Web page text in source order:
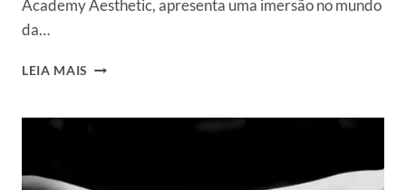
Academy Aesthetic, apresenta uma imersão no mundo
da…
LEIA MAIS DRA.
APRESENTA